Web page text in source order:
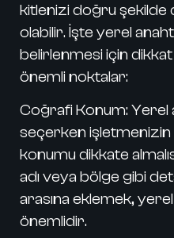
kitlenizi doğru şekilde
olabilir. İşte yerel
belirlenmesi için
önemli noktalar:
Coğrafi Konum: Yerel
seçerken
konumu dikkate
adı veya bölge gibi
arasına eklemek,
önemlidir.